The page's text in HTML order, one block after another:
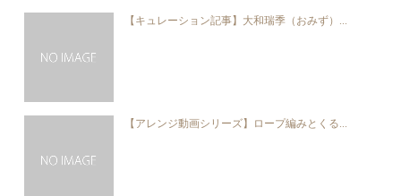
【キュレーション記事】大和瑞季（おみず）...
【アレンジ動画シリーズ】ロープ編みとくる...